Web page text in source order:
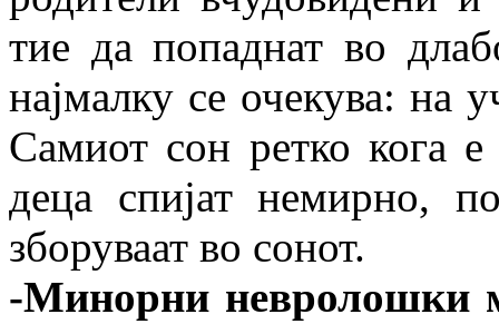
тие да попаднат во
најмалку се очекува: на
Самиот сон ретко кога
деца спијат немирно,
зборуваат во сонот.
-Минорни невролошки